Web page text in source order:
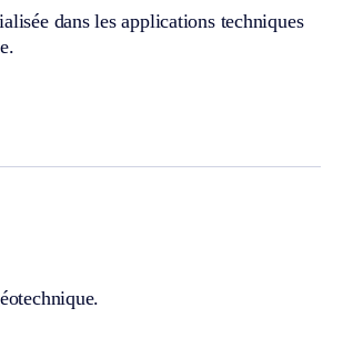
dans les applications techniques